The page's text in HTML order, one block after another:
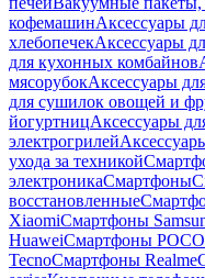
кофемашинАксессуары
хлебопечекАксессуары
для кухонных комбайнов
мясорубокАксессуары
для сушилок овощей и
йогуртницАксессуары
электрогрилей
ухода за техникой
электроникаСмартфоны
восстановленные
XiaomiСмартфоны
HuaweiСмартфоны POCO
TecnoСмартфоны Realme